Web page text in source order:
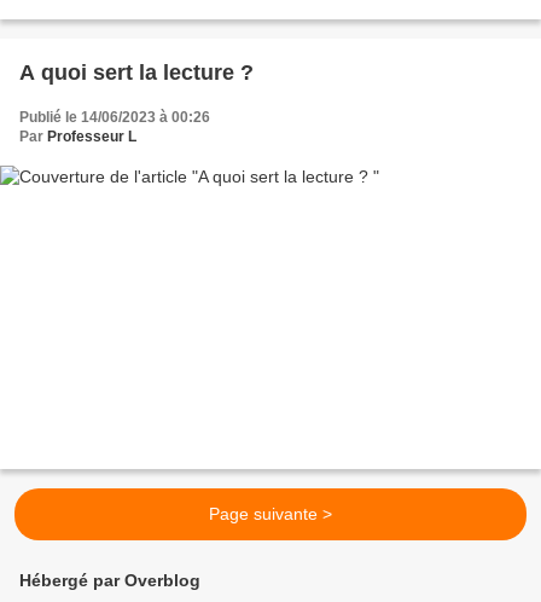
A quoi sert la lecture ?
Publié le 14/06/2023 à 00:26
Par Professeur L
Page suivante >
Hébergé par Overblog